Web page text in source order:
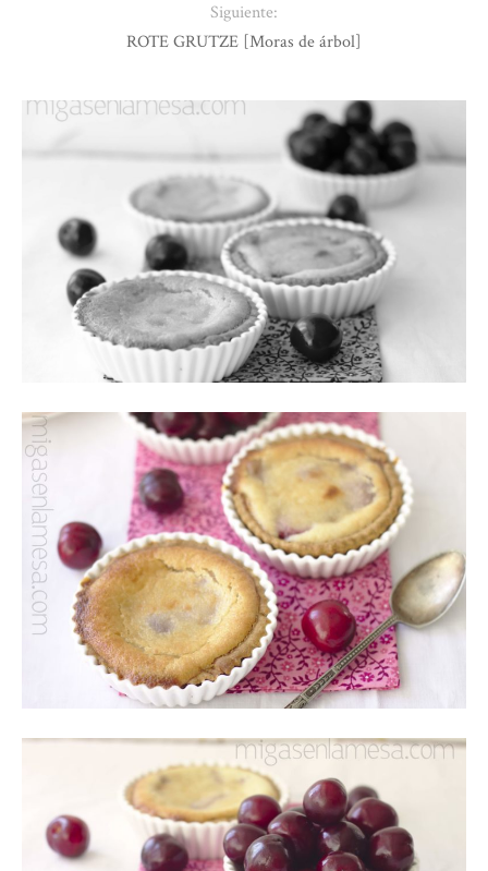
Siguiente:
ROTE GRUTZE [Moras de árbol]